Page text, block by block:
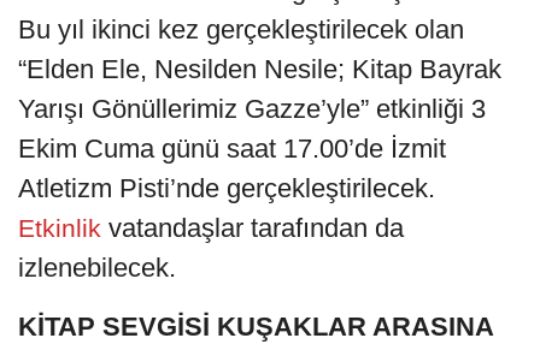
Bu yıl ikinci kez gerçekleştirilecek olan
“Elden Ele, Nesilden Nesile; Kitap Bayrak
Yarışı Gönüllerimiz Gazze’yle” etkinliği 3
Ekim Cuma günü saat 17.00’de İzmit
Atletizm Pisti’nde gerçekleştirilecek.
Etkinlik vatandaşlar tarafından da
izlenebilecek.
KİTAP SEVGİSİ KUŞAKLAR ARASINA